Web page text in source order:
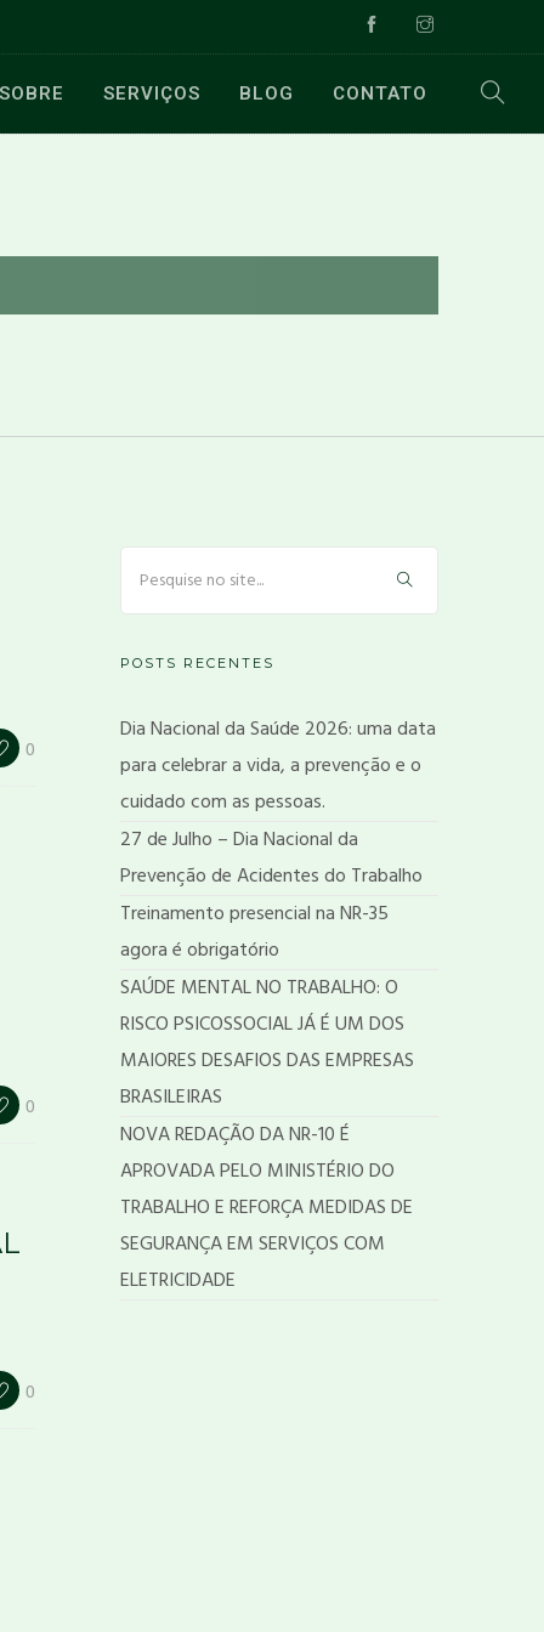
SOBRE SERVIÇOS BLOG CONTATO
0
0
0
POSTS RECENTES
Dia Nacional da Saúde 2026: uma data
para celebrar a vida, a prevenção e o
cuidado com as pessoas.
27 de Julho – Dia Nacional da
Prevenção de Acidentes do Trabalho
Treinamento presencial na NR-35
agora é obrigatório
SAÚDE MENTAL NO TRABALHO: O
RISCO PSICOSSOCIAL JÁ É UM DOS
MAIORES DESAFIOS DAS EMPRESAS
BRASILEIRAS
NOVA REDAÇÃO DA NR-10 É
APROVADA PELO MINISTÉRIO DO
TRABALHO E REFORÇA MEDIDAS DE
SEGURANÇA EM SERVIÇOS COM
ELETRICIDADE